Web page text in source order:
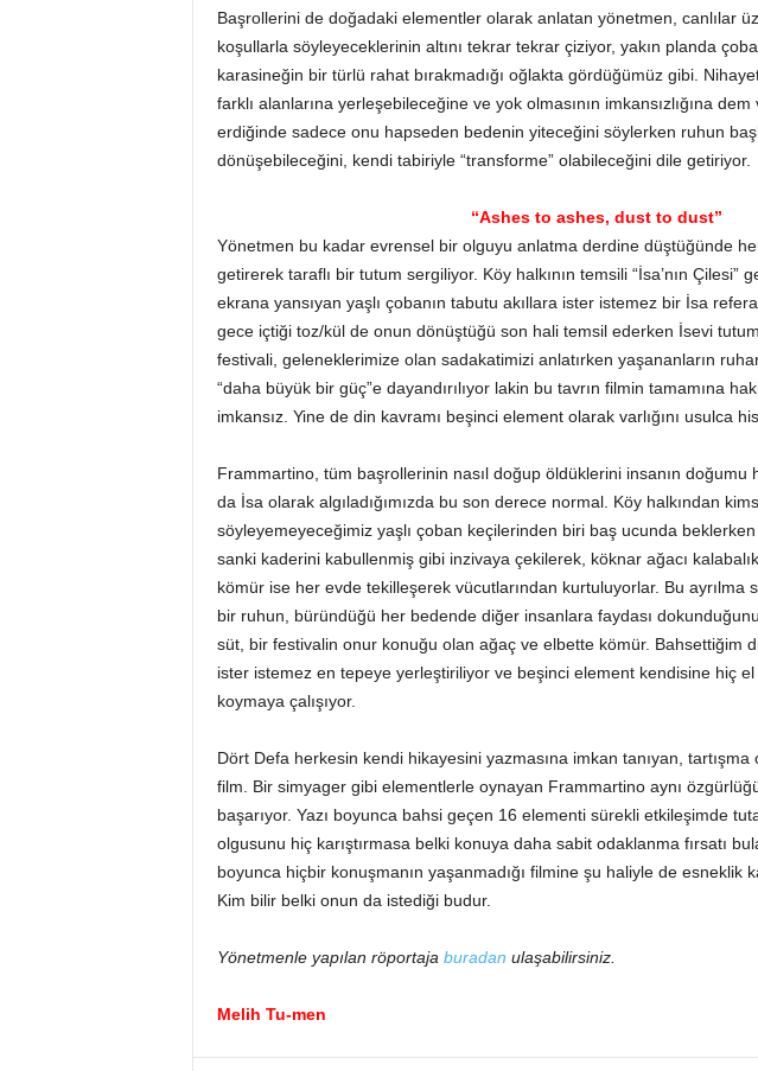
Başrollerini de doğadaki elementler olarak anlatan yönetmen, canlılar
koşullarla söyleyeceklerinin altını tekrar tekrar çiziyor, yakın planda
karasineğin bir türlü rahat bırakmadığı oğlakta gördüğümüz gibi.
farklı alanlarına yerleşebileceğine ve yok olmasının imkansızlığına
erdiğinde sadece onu hapseden bedenin yiteceğini söylerken ruhun
dönüşebileceğini, kendi tabiriyle “transforme” olabileceğini dile getiriyor.
“Ashes to ashes, dust to dust”
Yönetmen bu kadar evrensel bir olguyu anlatma derdine düştüğünde
getirerek taraflı bir tutum sergiliyor. Köy halkının temsili “İsa’nın Çilesi”
ekrana yansıyan yaşlı çobanın tabutu akıllara ister istemez bir İsa
gece içtiği toz/kül de onun dönüştüğü son hali temsil ederken İsevi
festivali, geleneklerimize olan sadakatimizi anlatırken yaşananların
“daha büyük bir güç”e dayandırılıyor lakin bu tavrın filmin tamamına
imkansız. Yine de din kavramı beşinci element olarak varlığını usulca
Frammartino, tüm başrollerinin nasıl doğup öldüklerini insanın doğumu
da İsa olarak algıladığımızda bu son derece normal. Köy halkından
söyleyemeyeceğimiz yaşlı çoban keçilerinden biri baş ucunda
sanki kaderini kabullenmiş gibi inzivaya çekilerek, köknar ağacı
kömür ise her evde tekilleşerek vücutlarından kurtuluyorlar. Bu ayrılma
bir ruhun, büründüğü her bedende diğer insanlara faydası
süt, bir festivalin onur konuğu olan ağaç ve elbette kömür. Bahsettiğim
ister istemez en tepeye yerleştiriliyor ve beşinci element kendisine hiç el
koymaya çalışıyor.
Dört Defa herkesin kendi hikayesini yazmasına imkan tanıyan, tartışma
film. Bir simyager gibi elementlerle oynayan Frammartino aynı
başarıyor. Yazı boyunca bahsi geçen 16 elementi sürekli etkileşimde
olgusunu hiç karıştırmasa belki konuya daha sabit odaklanma fırsatı
boyunca hiçbir konuşmanın yaşanmadığı filmine şu haliyle de esneklik
Kim bilir belki onun da istediği budur.
Yönetmenle yapılan röportaja buradan ulaşabilirsiniz.
Melih Tu-men